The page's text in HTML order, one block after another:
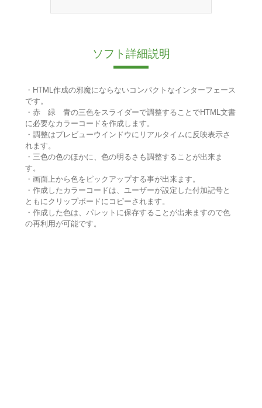
ソフト詳細説明
・HTML作成の邪魔にならないコンパクトなインターフェース
です。
・赤 緑 青の三色をスライダーで調整することでHTML文書
に必要なカラーコードを作成します。
・調整はプレビューウインドウにリアルタイムに反映表示さ
れます。
・三色の色のほかに、色の明るさも調整することが出来ま
す。
・画面上から色をピックアップする事が出来ます。
・作成したカラーコードは、ユーザーが設定した付加記号と
ともにクリップボードにコピーされます。
・作成した色は、パレットに保存することが出来ますので色
の再利用が可能です。